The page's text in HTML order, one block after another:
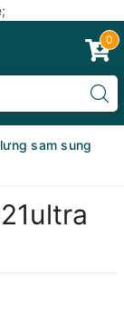
0
sam sung